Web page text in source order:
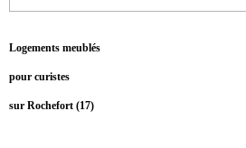
Logements meublés
pour curistes
sur Rochefort (17)